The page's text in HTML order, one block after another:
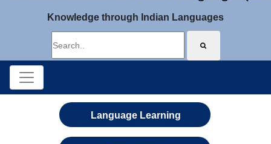
Knowledge through Indian Languages
Language Learning